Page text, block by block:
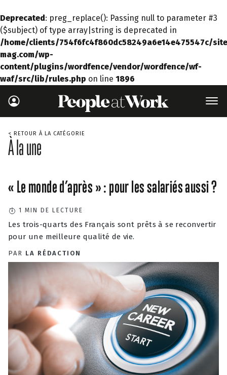
Deprecated: preg_replace(): Passing null to parameter #3
($subject) of type array|string is deprecated in
/home/clients/754f6fc4f860dc58249a6e14e475547c/
mag.com/wp-
content/plugins/wordfence/vendor/wordfence/wf-
waf/src/lib/rules.php on line 1896
< RETOUR À LA CATÉGORIE
À la une
« Le monde d’après » : pour les salariés aussi ?
1 MIN DE LECTURE
Les trois-quarts des Français sont prêts à se reconvertir
pour une meilleure qualité de vie.
PAR LA RÉDACTION